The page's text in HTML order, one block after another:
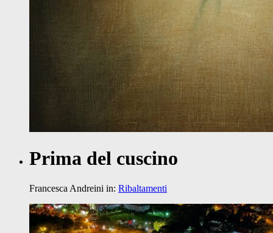
Prima del cuscino
Francesca Andreini in: Ribaltamenti